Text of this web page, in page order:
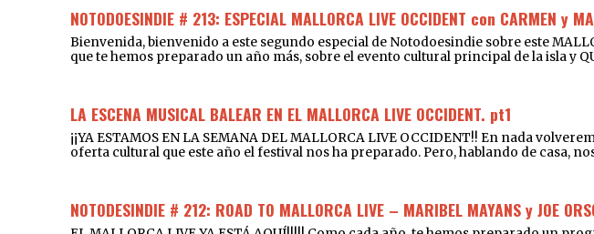
NOTODOESINDIE # 213: ESPECIAL MALLORCA LIVE OCCIDENT con CARMEN y
Bienvenida, bienvenido a este segundo especial de Notodoesindie sobre este
que te hemos preparado un año más, sobre el evento cultural principal de la isla y
LA ESCENA MUSICAL BALEAR EN EL MALLORCA LIVE OCCIDENT. pt1
¡¡YA ESTAMOS EN LA SEMANA DEL MALLORCA LIVE OCCIDENT!! En nada
oferta cultural que este año el festival nos ha preparado. Pero, hablando de casa,
NOTODESINDIE # 212: ROAD TO MALLORCA LIVE – MARIBEL MAYANS y JOE